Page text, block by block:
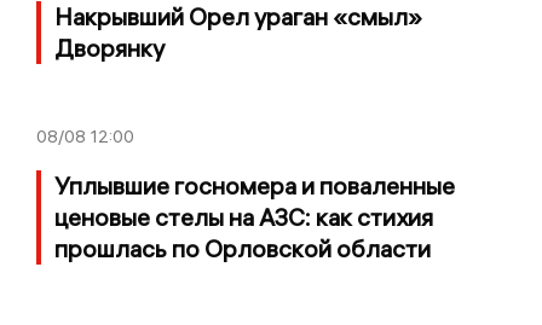
Накрывший Орел ураган «смыл»
Дворянку
08/08 12:00
Уплывшие госномера и поваленные
ценовые стелы на АЗС: как стихия
прошлась по Орловской области